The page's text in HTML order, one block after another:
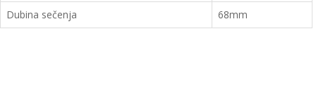
Dubina sečenja
68mm